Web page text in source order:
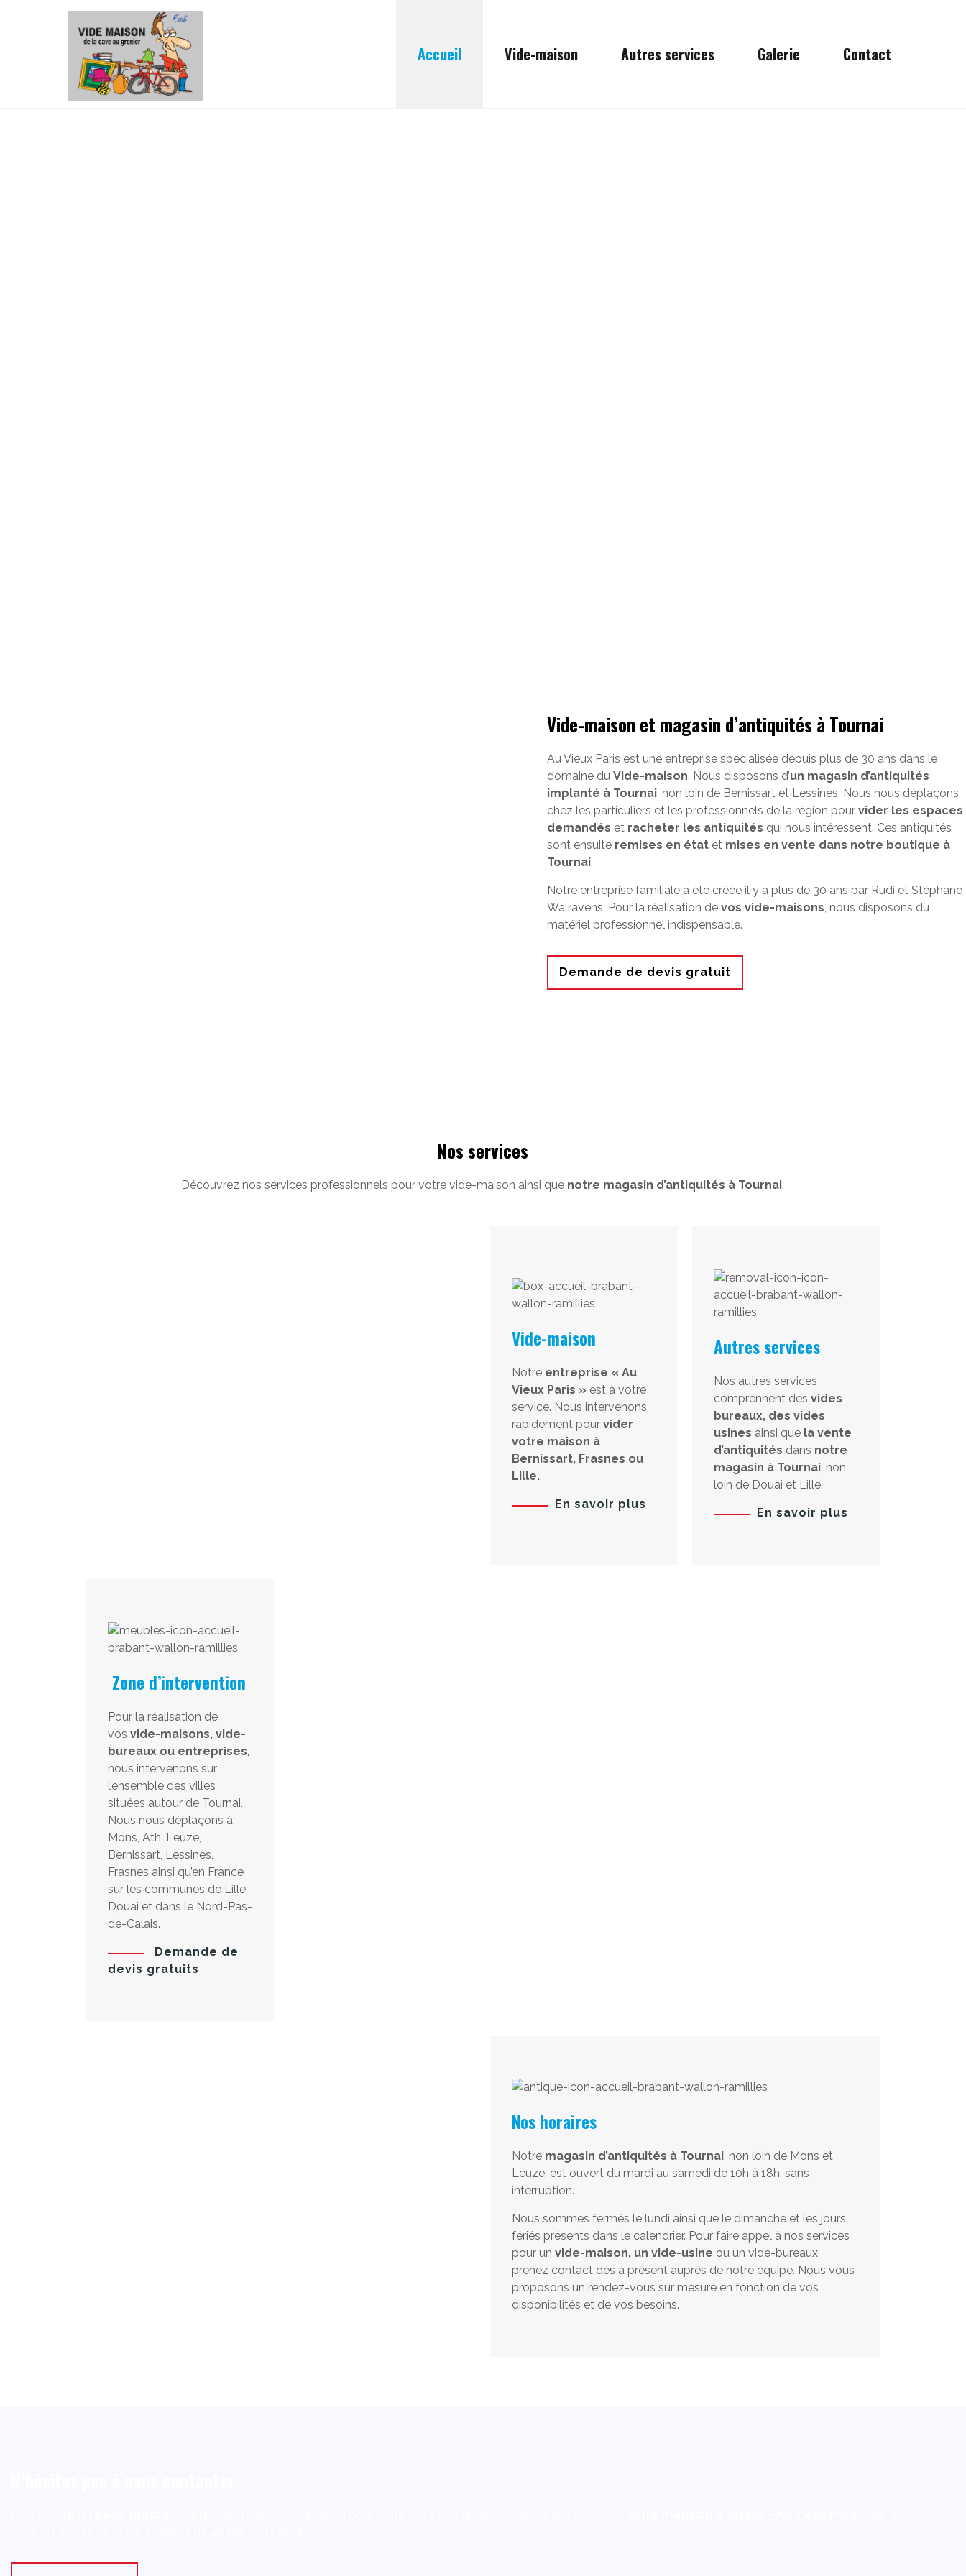
Accueil Vide-maison Autres services Galerie Contact
Vide-maison et magasin d’antiquités à Tournai
Au Vieux Paris est une entreprise spécialisée depuis plus de 30 ans dans le
domaine duVide-maison. Nous disposons d’un magasin d’antiquités
implanté à Tournai, non loin de Bernissart et Lessines. Nous nous déplaçons
chez les particuliers et les professionnels de la région pourvider les espaces
demandés et racheter les antiquités qui nous intéressent. Ces antiquités
sont ensuite remises en état et mises en vente dans notre boutique à
Tournai.
Notre entreprise familiale a été créée il y a plus de 30 ans par Rudi et Stéphane
Walravens. Pour la réalisation devos vide-maisons, nous disposons du
matériel professionnel indispensable.
Demande de devis gratuit
Nos services
Découvrez nos services professionnels pour votre vide-maison ainsi que notre magasin d’antiquités à Tournai.
Vide-maison
Notre entreprise « Au
Vieux Paris » est à votre
service. Nous intervenons
rapidement pour vider
votre maison à
Bernissart, Frasnes ou
Lille.
En savoir plus
Autres services
Nos autres services
comprennent des vides
bureaux, des vides
usines ainsi que la vente
d’antiquités dans notre
magasin à Tournai, non
loin de Douai et Lille.
En savoir plus
Zone d’intervention
Pour la réalisation de
vos vide-maisons, vide-
bureaux ou entreprises,
nous intervenons sur
l’ensemble des villes
situées autour de Tournai.
Nous nous déplaçons à
Mons, Ath, Leuze,
Bernissart, Lessines,
Frasnes ainsi qu’en France
sur les communes de Lille,
Douai et dans le Nord-Pas-
de-Calais.
Demande de
devis gratuits
Nos horaires
Notre magasin d’antiquités à Tournai, non loin de Mons et
Leuze, est ouvert du mardi au samedi de 10h à 18h, sans
interruption.
Nous sommes fermés le lundi ainsi que le dimanche et les jours
fériés présents dans le calendrier. Pour faire appel à nos services
pour un vide-maison, un vide-usine ou un vide-bureaux,
prenez contact dès à présent auprès de notre équipe. Nous vous
proposons un rendez-vous sur mesure en fonction de vos
disponibilités et de vos besoins.